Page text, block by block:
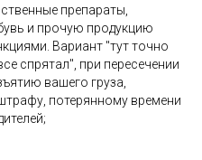
препараты,
и прочую продукцию
Вариант "тут точно
спрятал", при пересечении
вашего груза,
потерянному времени